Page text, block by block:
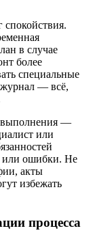
в случае
более
специальные
— всё,
выполнения —
или
или ошибки. Не
акты
избежать
процесса